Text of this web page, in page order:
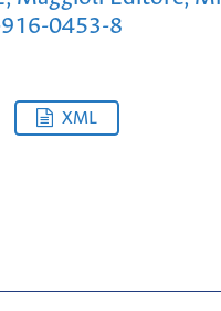
0453-8
XML